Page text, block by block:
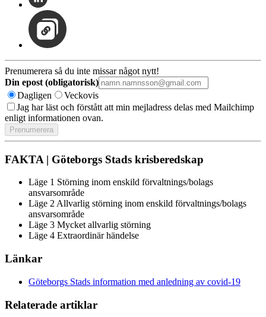
Prenumerera så du inte missar något nytt!
Din epost (obligatorisk)
Dagligen
Veckovis
Jag har läst och förstått att min mejladress delas med Mailchimp
enligt informationen ovan.
FAKTA | Göteborgs Stads krisberedskap
Läge 1 Störning inom enskild förvaltnings/bolags
ansvarsområde
Läge 2 Allvarlig störning inom enskild förvaltnings/bolags
ansvarsområde
Läge 3 Mycket allvarlig störning
Läge 4 Extraordinär händelse
Länkar
Göteborgs Stads information med anledning av covid-19
Relaterade artiklar